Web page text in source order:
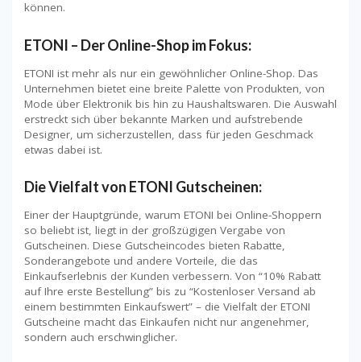
können.
ETONI – Der Online-Shop im Fokus:
ETONI ist mehr als nur ein gewöhnlicher Online-Shop. Das
Unternehmen bietet eine breite Palette von Produkten, von
Mode über Elektronik bis hin zu Haushaltswaren. Die Auswahl
erstreckt sich über bekannte Marken und aufstrebende
Designer, um sicherzustellen, dass für jeden Geschmack
etwas dabei ist.
Die Vielfalt von ETONI Gutscheinen:
Einer der Hauptgründe, warum ETONI bei Online-Shoppern
so beliebt ist, liegt in der großzügigen Vergabe von
Gutscheinen. Diese Gutscheincodes bieten Rabatte,
Sonderangebote und andere Vorteile, die das
Einkaufserlebnis der Kunden verbessern. Von “10% Rabatt
auf Ihre erste Bestellung” bis zu “Kostenloser Versand ab
einem bestimmten Einkaufswert” – die Vielfalt der ETONI
Gutscheine macht das Einkaufen nicht nur angenehmer,
sondern auch erschwinglicher.